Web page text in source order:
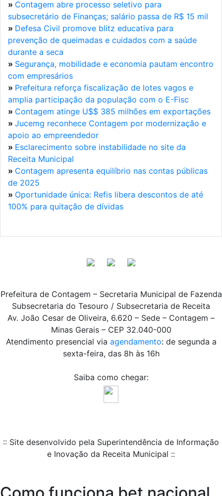
» Contagem abre processo seletivo para
subsecretário de Finanças; salário passa de R$ 15 mil
» Defesa Civil promove blitz educativa para
prevenção de queimadas e cuidados com a saúde
durante a seca
» Segurança, mobilidade e economia pautam encontro
com empresários
» Prefeitura reforça fiscalização de lotes vagos e
amplia participação da população com o E-Fisc
» Contagem atinge U$$ 385 milhões em exportações
» Jucemg reconhece Contagem por modernização e
apoio ao empreendedor
» Esclarecimento sobre instabilidade no site da
Receita Municipal
» Contagem apresenta equilíbrio nas contas públicas
de 2025
» Oportunidade única: Refis libera descontos de até
100% para quitação de dívidas
Prefeitura de Contagem – Secretaria Municipal de Fazenda
Subsecretaria do Tesouro / Subsecretaria de Receita
Av. João Cesar de Oliveira, 6.620 – Sede – Contagem –
Minas Gerais – CEP 32.040-000
Atendimento presencial via agendamento: de segunda a
sexta-feira, das 8h às 16h
Saiba como chegar:
:: Site desenvolvido pela Superintendência de Informação
e Inovação da Receita Municipal ::